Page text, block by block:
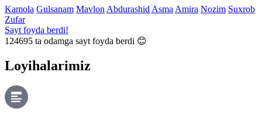
Kamola Gulsanam MavlonAbdurashidAsmaAmira Nozim Suxrob
Zufar
Sayt foyda berdi!
124695 ta odamga sayt foyda berdi 😊
Loyihalarimiz